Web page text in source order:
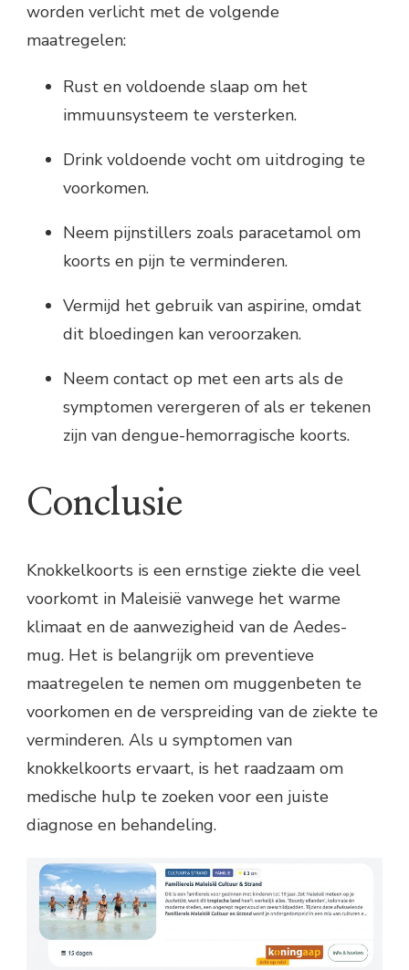
worden verlicht met de volgende
maatregelen:
Rust en voldoende slaap om het
immuunsysteem te versterken.
Drink voldoende vocht om uitdroging te
voorkomen.
Neem pijnstillers zoals paracetamol om
koorts en pijn te verminderen.
Vermijd het gebruik van aspirine, omdat
dit bloedingen kan veroorzaken.
Neem contact op met een arts als de
symptomen verergeren of als er tekenen
zijn van dengue-hemorragische koorts.
Conclusie
Knokkelkoorts is een ernstige ziekte die veel
voorkomt in Maleisië vanwege het warme
klimaat en de aanwezigheid van de Aedes-
mug. Het is belangrijk om preventieve
maatregelen te nemen om muggenbeten te
voorkomen en de verspreiding van de ziekte te
verminderen. Als u symptomen van
knokkelkoorts ervaart, is het raadzaam om
medische hulp te zoeken voor een juiste
diagnose en behandeling.